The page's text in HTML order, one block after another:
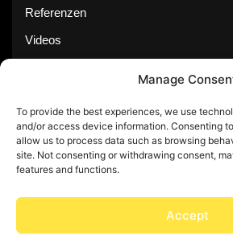
Manage
To provide the best experiences, we use
and/or access device information. Consenting
allow us to process data such as browsing
site. Not consenting or withdrawing consent,
features and functions.
Accept
Referenzen
Videos